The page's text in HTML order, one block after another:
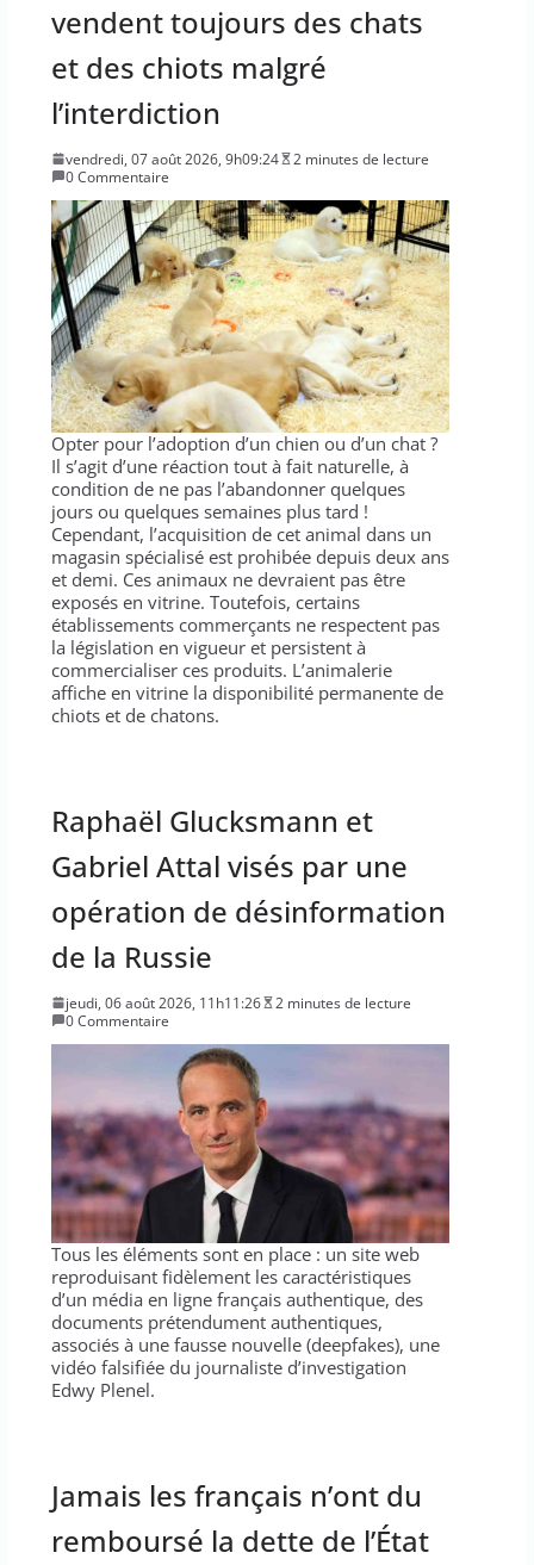
vendent toujours des chats
et des chiots malgré
l’interdiction
vendredi, 07 août 2026, 9h09:24
2 minutes de lecture
0 Commentaire
⁣Opter pour l’adoption d’un chien ou d’un chat ?
Il s’agit d’une réaction tout à fait naturelle, à
condition de ne pas l’abandonner quelques
jours ou quelques semaines plus tard !
Cependant, l’acquisition de cet animal dans un
magasin spécialisé est prohibée depuis deux ans
et demi. Ces animaux ne devraient pas être
exposés en vitrine. Toutefois, certains
établissements commerçants ne respectent pas
la législation en vigueur et persistent à
commercialiser ces produits. L’animalerie
affiche en vitrine la disponibilité permanente de
chiots et de chatons.
Raphaël Glucksmann et
Gabriel Attal visés par une
opération de désinformation
de la Russie
jeudi, 06 août 2026, 11h11:26
2 minutes de lecture
0 Commentaire
Tous les éléments sont en place : un site web
reproduisant fidèlement les caractéristiques
d’un média en ligne français authentique, des
documents prétendument authentiques,
associés à une fausse nouvelle (deepfakes), une
vidéo falsifiée du journaliste d’investigation
Edwy Plenel.
Jamais les français n’ont du
remboursé la dette de l’État